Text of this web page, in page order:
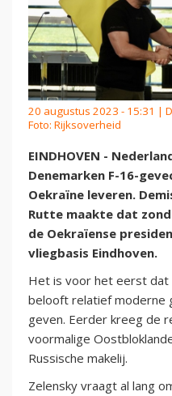
20 augustus 2023 - 15:31 |
Foto: Rijksoverheid
EINDHOVEN -
Denemarken F-16-
Oekraïne leveren.
Rutte maakte dat
de Oekraïense
vliegbasis Eindhoven.
Het is voor het eerst dat
belooft relatief moderne
geven. Eerder kreeg de
voormalige
Russische makelij.
Zelensky vraagt al lang